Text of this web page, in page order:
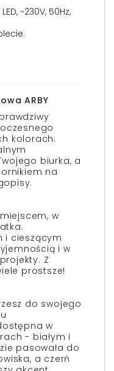
~230V, 50Hz,
ARBY
kolorach:
biurka, a
na
w
i cieszącym
i w
Z
prostsze!
do swojego
w
- białym i
pasowała do
a czerń